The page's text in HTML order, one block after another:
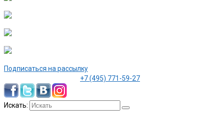
Подписаться на рассылку
+7 (495) 771-59-27
Искать: